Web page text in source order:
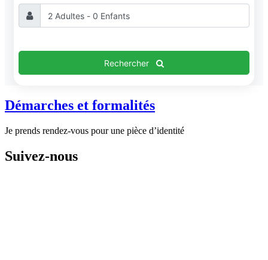
Rechercher
Démarches et formalités
Je prends rendez-vous pour une pièce d’identité
Suivez-nous